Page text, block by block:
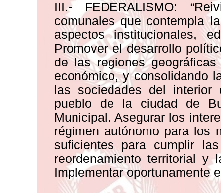
III.- FEDERALISMO:
comunales que contempla
aspectos institucionales,
Promover el desarrollo
de las regiones
económico, y consolidando
las sociedades del
pueblo de la ciudad de
Municipal. Asegurar los
régimen autónomo para los
suficientes para cumplir
reordenamiento territorial y
Implementar oportunamente